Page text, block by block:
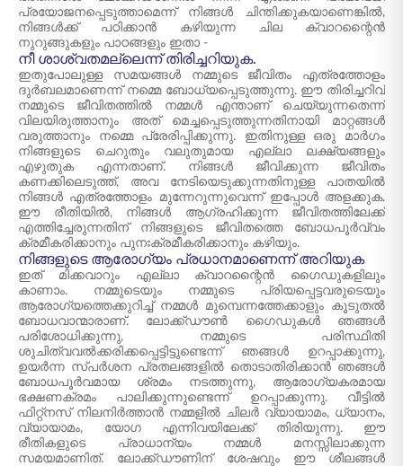
പ്രയോജനപ്പെടുത്താമെന്ന് നിങ്ങൾ ചിന്തിക്കുകയാണെങ്കിൽ,
നിങ്ങൾക്ക് പഠിക്കാൻ കഴിയുന്ന ചില ക്വാറന്റൈൻ
നുറുങ്ങുകളും പാഠങ്ങളും ഇതാ -
നീ ശാശ്വതമല്ലെന്ന് തിരിച്ചറിയുക.
ഇതുപോലുള്ള സമയങ്ങൾ നമ്മുടെ ജീവിതം എത്രത്തോളം
ദുർബലമാണെന്ന് നമ്മെ ബോധ്യപ്പെടുത്തുന്നു. ഈ തിരിച്ചറിവ്
നമ്മുടെ ജീവിതത്തിൽ നമ്മൾ എന്താണ് ചെയ്യുന്നതെന്ന്
വിലയിരുത്താനും അത് മെച്ചപ്പെടുത്തുന്നതിനായി മാറ്റങ്ങൾ
വരുത്താനും നമ്മെ പ്രേരിപ്പിക്കുന്നു. ഇതിനുള്ള ഒരു മാർഗം
നിങ്ങളുടെ ചെറുതും വലുതുമായ എല്ലാ ലക്ഷ്യങ്ങളും
എഴുതുക എന്നതാണ്. നിങ്ങൾ ജീവിക്കുന്ന ജീവിതം
കണക്കിലെടുത്ത്, അവ നേടിയെടുക്കുന്നതിനുള്ള പാതയിൽ
നിങ്ങൾ എത്രത്തോളം മുന്നേറുന്നുവെന്ന് ഇപ്പോൾ അളക്കുക.
ഈ രീതിയിൽ, നിങ്ങൾ ആഗ്രഹിക്കുന്ന ജീവിതത്തിലേക്ക്
എത്തിച്ചേരുന്നതിന് നിങ്ങളുടെ ജീവിതത്തെ ബോധപൂർവ്വം
ക്രമീകരിക്കാനും പുനഃക്രമീകരിക്കാനും കഴിയും.
നിങ്ങളുടെ ആരോഗ്യം പ്രധാനമാണെന്ന് അറിയുക
ഇത് മിക്കവാറും എല്ലാ ക്വാറന്റൈൻ ഗൈഡുകളിലും
കാണാം. നമ്മുടെയും നമ്മുടെ പ്രിയപ്പെട്ടവരുടെയും
ആരോഗ്യത്തെക്കുറിച്ച് നമ്മൾ മുമ്പെന്നത്തേക്കാളും കൂടുതൽ
ബോധവാന്മാരാണ്. ലോക്ക്ഡൗൺ ഗൈഡുകൾ ഞങ്ങൾ
പരിശോധിക്കുന്നു, നമ്മുടെ പരിസ്ഥിതി
ശുചിത്വവൽക്കരിക്കപ്പെട്ടിട്ടുണ്ടെന്ന് ഞങ്ങൾ ഉറപ്പാക്കുന്നു,
ഉയർന്ന സ്പർശന പ്രതലങ്ങളിൽ തൊടാതിരിക്കാൻ ഞങ്ങൾ
ബോധപൂർവമായ ശ്രമം നടത്തുന്നു, ആരോഗ്യകരമായ
ഭക്ഷണക്രമം പാലിക്കുന്നുണ്ടെന്ന് ഉറപ്പാക്കുന്നു. വീട്ടിൽ
ഫിറ്റ്നസ് നിലനിർത്താൻ നമ്മളിൽ ചിലർ വ്യായാമം, ധ്യാനം,
വ്യായാമം, യോഗ എന്നിവയിലേക്ക് തിരിയുന്നു. ഈ
രീതികളുടെ പ്രാധാന്യം നമ്മൾ മനസ്സിലാക്കുന്ന
സമയമാണിത്. ലോക്ക്ഡൗണിന് ശേഷവും ഈ ശീലങ്ങൾ